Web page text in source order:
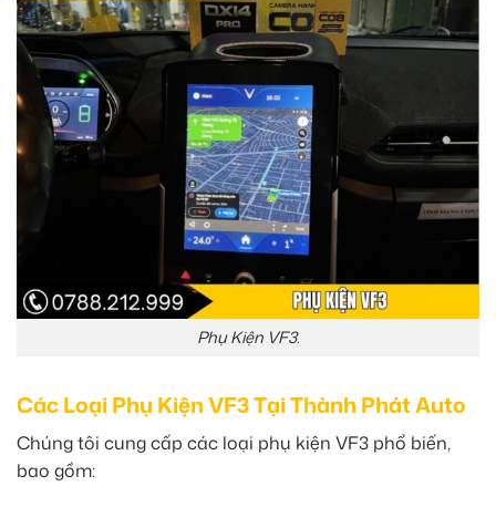
Phụ Kiện VF3.
Các Loại Phụ Kiện VF3 Tại Thành Phát Auto
Chúng tôi cung cấp các loại phụ kiện VF3 phổ biến,
bao gồm: